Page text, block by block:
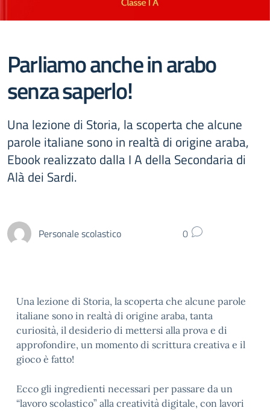
Parliamo anche in arabo
senza saperlo!
Una lezione di Storia, la scoperta che alcune
parole italiane sono in realtà di origine araba,
Ebook realizzato dalla I A della Secondaria di
Alà dei Sardi.
Personale scolastico 0
Una lezione di Storia, la scoperta che alcune parole
italiane sono in realtà di origine araba, tanta
curiosità, il desiderio di mettersi alla prova e di
approfondire, un momento di scrittura creativa e il
gioco è fatto!
Ecco gli ingredienti necessari per passare da un
“lavoro scolastico” alla creatività digitale, con lavori